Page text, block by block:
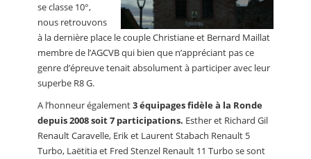
se classe 10°,
nous retrouvons
à la dernière place le couple Christiane et Bernard Maillat
membre de l’AGCVB qui bien que n’appréciant pas ce
genre d’épreuve tenait absolument à participer avec leur
superbe R8 G.
A l’honneur également3 équipages fidèle à la Ronde
depuis 2008 soit 7 participations. Esther et Richard Gil
Renault Caravelle, Erik et Laurent Stabach Renault 5
Turbo, Laëtitia et Fred Stenzel Renault 11 Turbo se sont